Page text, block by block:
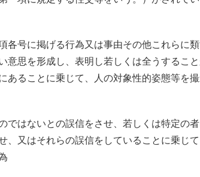
号に掲げる行為又は事由その他これらに
意思を形成し、表明し若しくは全うするこ
ることに乗じて、人の対象性的姿態等を
はないとの誤信をさせ、若しくは特定の
、又はそれらの誤信をしていることに乗じ